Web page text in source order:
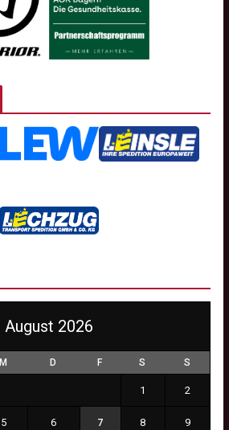
August 2026
M D F S S
1 2
5 6 7 8 9